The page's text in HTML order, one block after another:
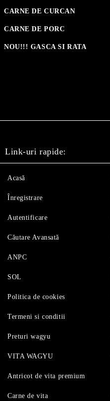
CARNE DE CURCAN
CARNE DE PORC
NOU!!! GASCA SI RATA
Link-uri rapide:
Acasă
Înregistrare
Autentificare
Căutare Avansată
ANPC
SOL
Politica de cookies
Termeni si conditii
Preturi wagyu
VITA WAGYU
Antricot de vita premium
Carne de vita